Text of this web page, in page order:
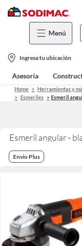
Menú
location-
icon
Ingresa tu ubicación
Asesoría
Home
Herramientas y
Esmeriles
Esmeril
Esmeril angular -
Envio Plus